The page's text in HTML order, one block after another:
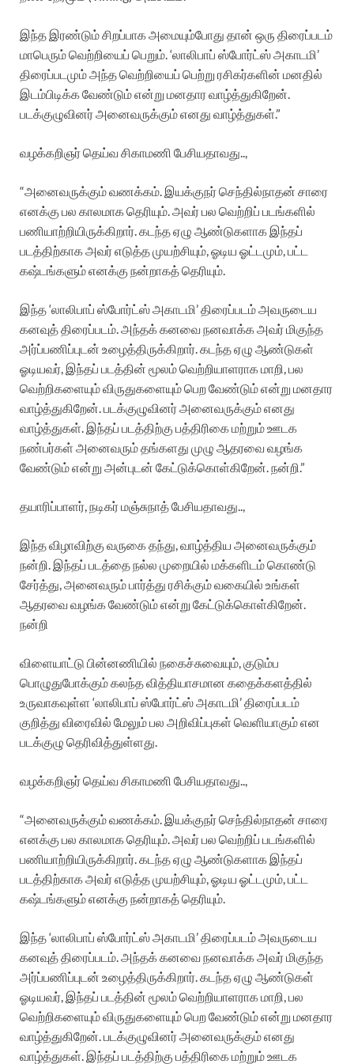
இந்த இரண்டும் சிறப்பாக அமையும்போது தான் ஒரு திரைப்படம்
மாபெரும் வெற்றியைப் பெறும். ‘லாலிபாப் ஸ்போர்ட்ஸ் அகாடமி’
திரைப்படமும் அந்த வெற்றியைப் பெற்று ரசிகர்களின் மனதில்
இடம்பிடிக்க வேண்டும் என்று மனதார வாழ்த்துகிறேன்.
படக்குழுவினர் அனைவருக்கும் எனது வாழ்த்துகள்.”
வழக்கறிஞர் தெய்வ சிகாமணி பேசியதாவது..,
“அனைவருக்கும் வணக்கம். இயக்குநர் செந்தில்நாதன் சாரை
எனக்கு பல காலமாக தெரியும். அவர் பல வெற்றிப் படங்களில்
பணியாற்றியிருக்கிறார். கடந்த ஏழு ஆண்டுகளாக இந்தப்
படத்திற்காக அவர் எடுத்த முயற்சியும், ஓடிய ஓட்டமும், பட்ட
கஷ்டங்களும் எனக்கு நன்றாகத் தெரியும்.
இந்த ‘லாலிபாப் ஸ்போர்ட்ஸ் அகாடமி’ திரைப்படம் அவருடைய
கனவுத் திரைப்படம். அந்தக் கனவை நனவாக்க அவர் மிகுந்த
அர்ப்பணிப்புடன் உழைத்திருக்கிறார். கடந்த ஏழு ஆண்டுகள்
ஓடியவர், இந்தப் படத்தின் மூலம் வெற்றியாளராக மாறி, பல
வெற்றிகளையும் விருதுகளையும் பெற வேண்டும் என்று மனதார
வாழ்த்துகிறேன். படக்குழுவினர் அனைவருக்கும் எனது
வாழ்த்துகள். இந்தப் படத்திற்கு பத்திரிகை மற்றும் ஊடக
நண்பர்கள் அனைவரும் தங்களது முழு ஆதரவை வழங்க
வேண்டும் என்று அன்புடன் கேட்டுக்கொள்கிறேன். நன்றி.”
தயாரிப்பாளர், நடிகர் மஞ்சுநாத் பேசியதாவது..,
இந்த விழாவிற்கு வருகை தந்து, வாழ்த்திய அனைவருக்கும்
நன்றி. இந்தப் படத்தை நல்ல முறையில் மக்களிடம் கொண்டு
சேர்த்து, அனைவரும் பார்த்து ரசிக்கும் வகையில் உங்கள்
ஆதரவை வழங்க வேண்டும் என்று கேட்டுக்கொள்கிறேன்.
நன்றி
விளையாட்டு பின்னணியில் நகைச்சுவையும், குடும்ப
பொழுதுபோக்கும் கலந்த வித்தியாசமான கதைக்களத்தில்
உருவாகவுள்ள ‘லாலிபாப் ஸ்போர்ட்ஸ் அகாடமி’ திரைப்படம்
குறித்து விரைவில் மேலும் பல அறிவிப்புகள் வெளியாகும் என
படக்குழு தெரிவித்துள்ளது.
வழக்கறிஞர் தெய்வ சிகாமணி பேசியதாவது..,
“அனைவருக்கும் வணக்கம். இயக்குநர் செந்தில்நாதன் சாரை
எனக்கு பல காலமாக தெரியும். அவர் பல வெற்றிப் படங்களில்
பணியாற்றியிருக்கிறார். கடந்த ஏழு ஆண்டுகளாக இந்தப்
படத்திற்காக அவர் எடுத்த முயற்சியும், ஓடிய ஓட்டமும், பட்ட
கஷ்டங்களும் எனக்கு நன்றாகத் தெரியும்.
இந்த ‘லாலிபாப் ஸ்போர்ட்ஸ் அகாடமி’ திரைப்படம் அவருடைய
கனவுத் திரைப்படம். அந்தக் கனவை நனவாக்க அவர் மிகுந்த
அர்ப்பணிப்புடன் உழைத்திருக்கிறார். கடந்த ஏழு ஆண்டுகள்
ஓடியவர், இந்தப் படத்தின் மூலம் வெற்றியாளராக மாறி, பல
வெற்றிகளையும் விருதுகளையும் பெற வேண்டும் என்று மனதார
வாழ்த்துகிறேன். படக்குழுவினர் அனைவருக்கும் எனது
வாழ்த்துகள். இந்தப் படத்திற்கு பத்திரிகை மற்றும் ஊடக